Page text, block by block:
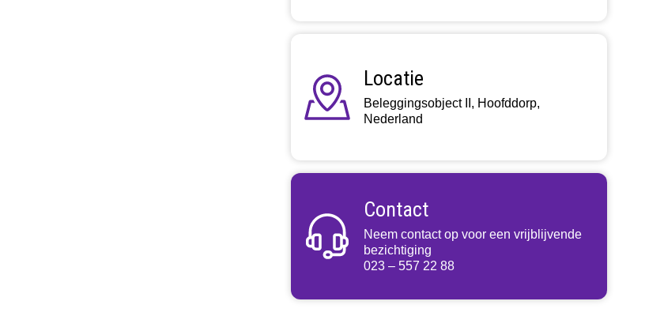
Locatie
Beleggingsobject II, Hoofddorp,
Nederland
Contact
Neem contact op voor een vrijblijvende
bezichtiging
023 – 557 22 88